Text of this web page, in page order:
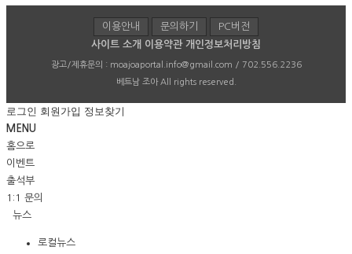
이용안내 문의하기
PC버전
사이트 소개 이용약관 개인정보처리방침
광고/제휴문의 : moajoaportal.info@gmail.com / 702.556.2236
베트남 조아All rights reserved.
로그인 회원가입 정보찾기
MENU
홈으로
이벤트
출석부
1:1 문의
뉴스
로컬뉴스